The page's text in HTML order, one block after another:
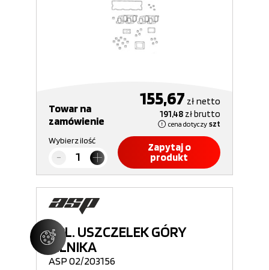
Towar na
zamówienie
155,67 złnetto
191,48 złbrutto
cena dotyczy szt
Wybierz ilość
Zapytaj o
produkt
KPL. USZCZELEK GÓRY
SILNIKA
ASP 02/203156